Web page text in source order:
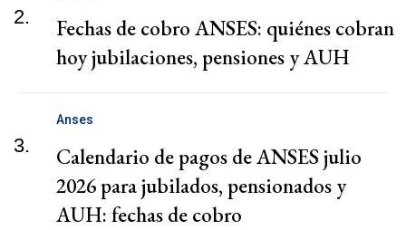
2.
Fechas de cobro ANSES: quiénes cobran
hoy jubilaciones, pensiones y AUH
3.
Anses
Calendario de pagos de ANSES julio
2026 para jubilados, pensionados y
AUH: fechas de cobro